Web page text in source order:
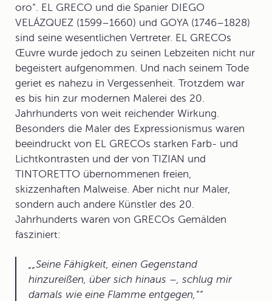
oro“. EL GRECO und die Spanier DIEGO
VELÁZQUEZ (1599–1660) und GOYA (1746–1828)
sind seine wesentlichen Vertreter. EL GRECOs
Œuvre wurde jedoch zu seinen Lebzeiten nicht nur
begeistert aufgenommen. Und nach seinem Tode
geriet es nahezu in Vergessenheit. Trotzdem war
es bis hin zur modernen Malerei des 20.
Jahrhunderts von weit reichender Wirkung.
Besonders die Maler des Expressionismus waren
beeindruckt von EL GRECOs starken Farb- und
Lichtkontrasten und der von TIZIAN und
TINTORETTO übernommenen freien,
skizzenhaften Malweise. Aber nicht nur Maler,
sondern auch andere Künstler des 20.
Jahrhunderts waren von GRECOs Gemälden
fasziniert:
„Seine Fähigkeit, einen Gegenstand
hinzureißen, über sich hinaus –, schlug mir
damals wie eine Flamme entgegen,“